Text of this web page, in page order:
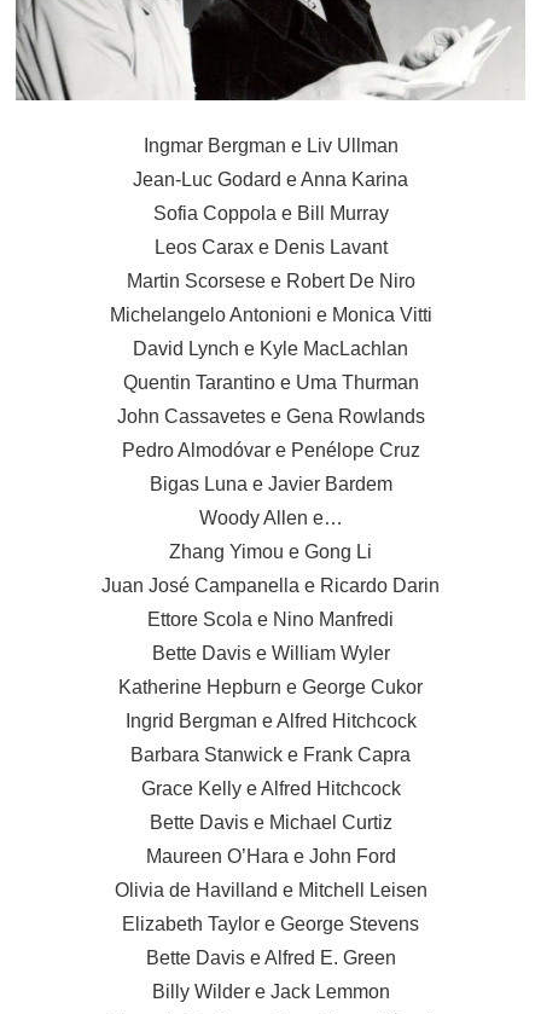
Ingmar Bergman e Liv Ullman
Jean-Luc Godard e Anna Karina
Sofia Coppola e Bill Murray
Leos Carax e Denis Lavant
Martin Scorsese e Robert De Niro
Michelangelo Antonioni e Monica Vitti
David Lynch e Kyle MacLachlan
Quentin Tarantino e Uma Thurman
John Cassavetes e Gena Rowlands
Pedro Almodóvar e Penélope Cruz
Bigas Luna e Javier Bardem
Woody Allen e…
Zhang Yimou e Gong Li
Juan José Campanella e Ricardo Darin
Ettore Scola e Nino Manfredi
Bette Davis e William Wyler
Katherine Hepburn e George Cukor
Ingrid Bergman e Alfred Hitchcock
Barbara Stanwick e Frank Capra
Grace Kelly e Alfred Hitchcock
Bette Davis e Michael Curtiz
Maureen O’Hara e John Ford
Olivia de Havilland e Mitchell Leisen
Elizabeth Taylor e George Stevens
Bette Davis e Alfred E. Green
Billy Wilder e Jack Lemmon